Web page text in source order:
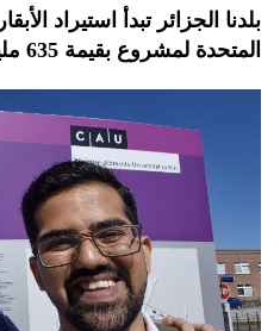
بلدنا الجزائر تبدأ استيراد
المتحدة لمشروع بقيمة 635 مليون دولار